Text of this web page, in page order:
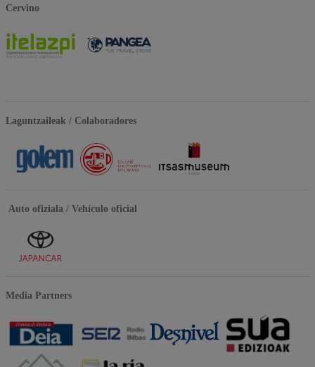
Cervino
Laguntzaileak / Colaboradores
Auto ofiziala / Vehículo oficial
Media Partners